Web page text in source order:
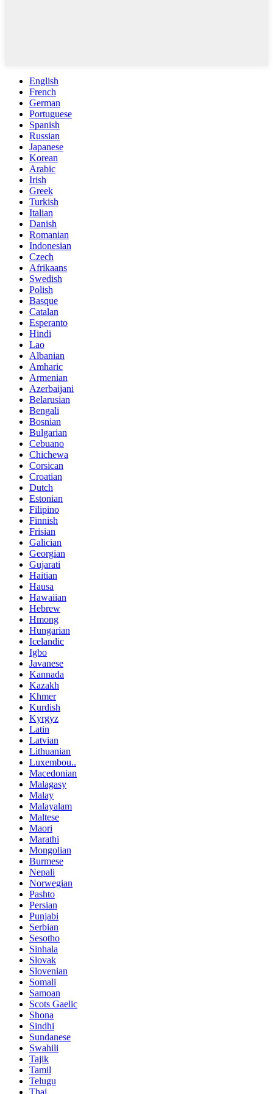
English
French
German
Portuguese
Spanish
Russian
Japanese
Korean
Arabic
Irish
Greek
Turkish
Italian
Danish
Romanian
Indonesian
Czech
Afrikaans
Swedish
Polish
Basque
Catalan
Esperanto
Hindi
Lao
Albanian
Amharic
Armenian
Azerbaijani
Belarusian
Bengali
Bosnian
Bulgarian
Cebuano
Chichewa
Corsican
Croatian
Dutch
Estonian
Filipino
Finnish
Frisian
Galician
Georgian
Gujarati
Haitian
Hausa
Hawaiian
Hebrew
Hmong
Hungarian
Icelandic
Igbo
Javanese
Kannada
Kazakh
Khmer
Kurdish
Kyrgyz
Latin
Latvian
Lithuanian
Luxembou..
Macedonian
Malagasy
Malay
Malayalam
Maltese
Maori
Marathi
Mongolian
Burmese
Nepali
Norwegian
Pashto
Persian
Punjabi
Serbian
Sesotho
Sinhala
Slovak
Slovenian
Somali
Samoan
Scots Gaelic
Shona
Sindhi
Sundanese
Swahili
Tajik
Tamil
Telugu